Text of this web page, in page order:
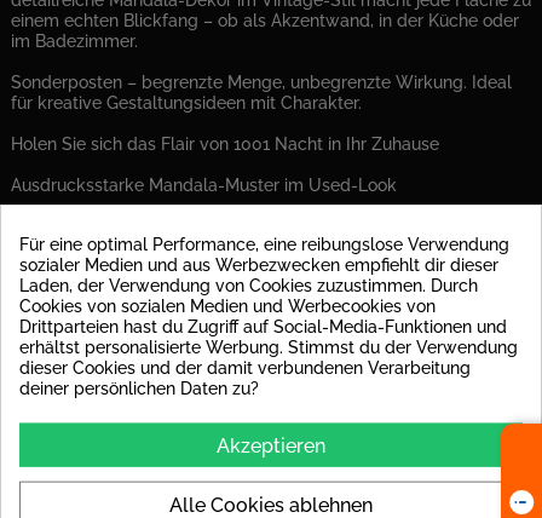
einem echten Blickfang – ob als Akzentwand, in der Küche oder
im Badezimmer.
Sonderposten – begrenzte Menge, unbegrenzte Wirkung. Ideal
für kreative Gestaltungsideen mit Charakter.
Holen Sie sich das Flair von 1001 Nacht in Ihr Zuhause
Ausdrucksstarke Mandala-Muster im Used-Look
Perfekt für individuelle Akzente an Wandflächen
Nur solange der Vorrat reicht – jetzt zugreifen!
Mandala Vintage Wandfliesen – weil das Besondere nie aus der
Mode kommt.
PRODUKT DETAILS
Auf Lager 134 Artikel
Für eine optimal Performance, eine reibungslose Verwendung
sozialer Medien und aus Werbezwecken empfiehlt dir dieser
Laden, der Verwendung von Cookies zuzustimmen. Durch
Cookies von sozialen Medien und Werbecookies von
Drittparteien hast du Zugriff auf Social-Media-Funktionen und
erhältst personalisierte Werbung. Stimmst du der Verwendung
dieser Cookies und der damit verbundenen Verarbeitung
deiner persönlichen Daten zu?
Akzeptieren
Alle Cookies ablehnen